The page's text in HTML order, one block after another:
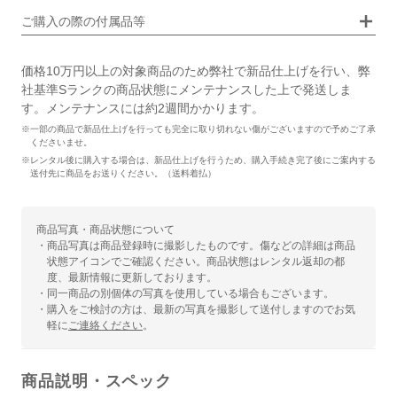
ご購入の際の付属品等
価格10万円以上の対象商品のため弊社で新品仕上げを行い、弊
社基準Sランクの商品状態にメンテナンスした上で発送しま
す。メンテナンスには約2週間かかります。
※一部の商品で新品仕上げを行っても完全に取り切れない傷がございますので予めご了承
くださいませ。
※レンタル後に購入する場合は、新品仕上げを行うため、購入手続き完了後にご案内する
送付先に商品をお送りください。（送料着払）
商品写真・商品状態について
・商品写真は商品登録時に撮影したものです。傷などの詳細は商品
状態アイコンでご確認ください。商品状態はレンタル返却の都
度、最新情報に更新しております。
・同一商品の別個体の写真を使用している場合もございます。
・購入をご検討の方は、最新の写真を撮影して送付しますのでお気
軽に ご連絡ください。
商品説明・スペック